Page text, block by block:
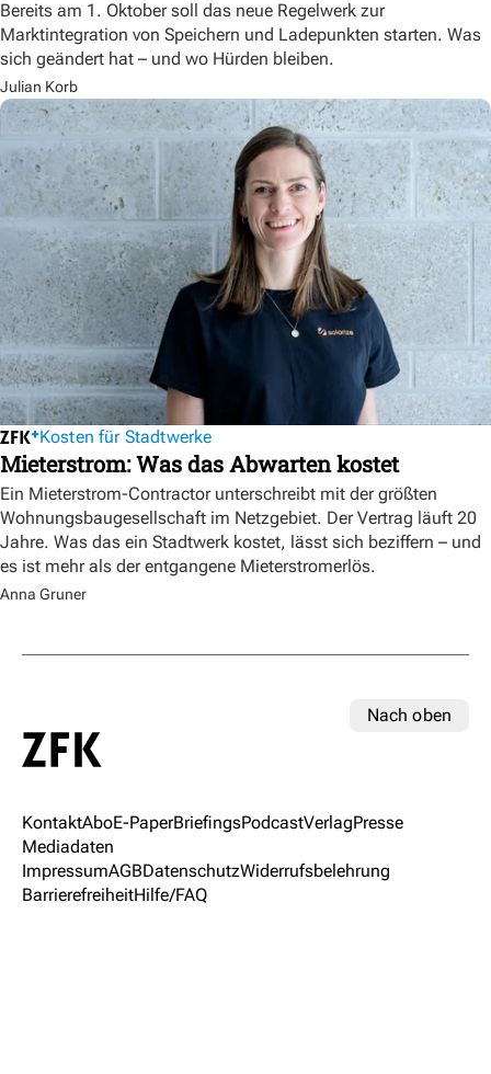
Bereits am 1. Oktober soll das neue Regelwerk zur
Marktintegration von Speichern und Ladepunkten starten. Was
sich geändert hat – und wo Hürden bleiben.
Julian Korb
Kosten für Stadtwerke
Mieterstrom: Was das Abwarten kostet
Ein Mieterstrom-Contractor unterschreibt mit der größten
Wohnungsbaugesellschaft im Netzgebiet. Der Vertrag läuft 20
Jahre. Was das ein Stadtwerk kostet, lässt sich beziffern – und
es ist mehr als der entgangene Mieterstromerlös.
Anna Gruner
Nach oben
KontaktAboE-PaperBriefingsPodcastVerlagPresse
Mediadaten
ImpressumAGBDatenschutzWiderrufsbelehrung
BarrierefreiheitHilfe/FAQ